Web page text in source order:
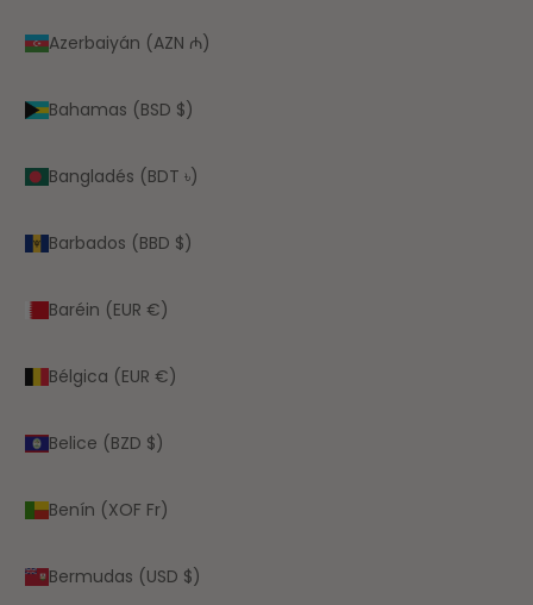
Azerbaiyán (AZN ₼)
Bahamas (BSD $)
Bangladés (BDT ৳)
Barbados (BBD $)
Baréin (EUR €)
Bélgica (EUR €)
Belice (BZD $)
Benín (XOF Fr)
Bermudas (USD $)